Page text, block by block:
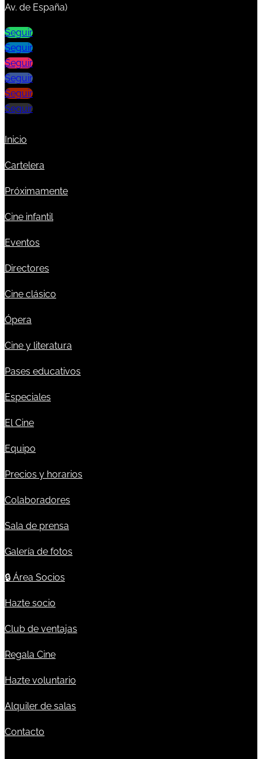
Av. de España)
Seguir
Seguir
Seguir
Seguir
Seguir
Seguir
Inicio
Cartelera
Próximamente
Cine infantil
Eventos
Directores
Cine clásico
Ópera
Cine y literatura
Pases educativos
Especiales
El Cine
Equipo
Precios y horarios
Colaboradores
Sala de prensa
Galería de fotos
🔒 Área Socios
Hazte socio
Club de ventajas
Regala Cine
Hazte voluntario
Alquiler de salas
Contacto